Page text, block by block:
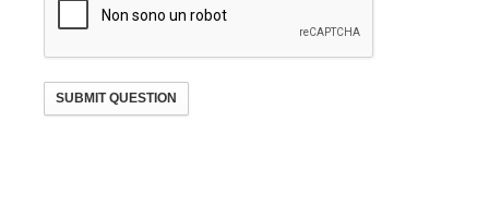
SUBMIT QUESTION